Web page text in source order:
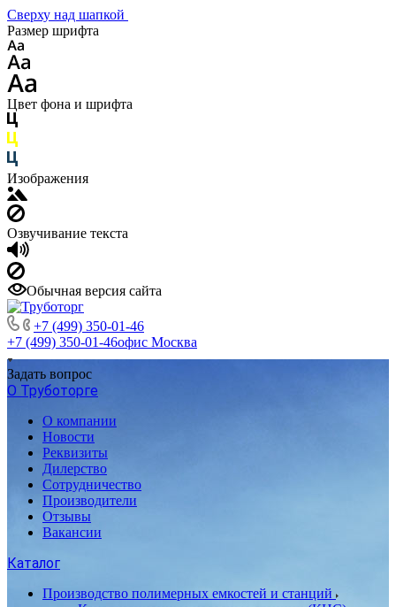
Сверху над шапкой
Размер шрифта
Цвет фона и шрифта
Изображения
Озвучивание текста
Обычная версия сайта
+7 (499) 350-01-46
+7 (499) 350-01-46офис Москва
Задать вопрос
О Труботорге
О компании
Новости
Реквизиты
Дилерство
Сотрудничество
Производители
Отзывы
Вакансии
Каталог
Производство полимерных емкостей и станций